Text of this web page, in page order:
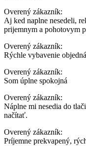
Overený zákazník:
Aj ked naplne nesedeli,
prijemnym a pohotovym
Overený zákazník:
Rýchle vybavenie
Overený zákazník:
Som úplne spokojná
Overený zákazník:
Náplne mi nesedia do
načítať.
Overený zákazník:
Príjemne prekvapený,